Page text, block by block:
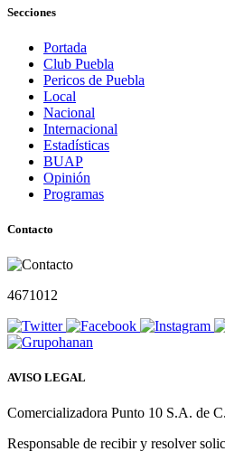
Secciones
Portada
Club Puebla
Pericos de Puebla
Local
Nacional
Internacional
Estadísticas
BUAP
Opinión
Programas
Contacto
4671012
AVISO LEGAL
Comercializadora Punto 10 S.A. de
Responsable de recibir y resolver